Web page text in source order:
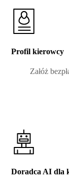
Profil kierowcy
Załóż
Doradca AI dla